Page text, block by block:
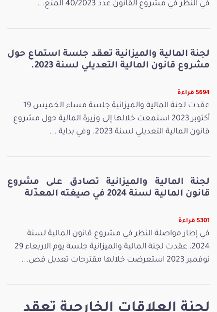
لجنة العلاقات الخارجية تعقد
في النظر في مشروع القانون عدد 40/2023 المتع...
لجنة المالية والميزانية تعقد جلسة استماع حول
مشروع قانون المالية التعديلي لسنة 2023.
5694 قراءة
عقدت لجنة المالية والميزانية جلسة مساء الخميس 19
أكتوبر 2023 استمعت خلالها إلى وزيرة المالية حول مشروع
قانون المالية التعديلي لسنة 2023. وفي بداية ...
لجنة المالية والميزانية تصادق على مشروع
قانون المالية لسنة 2024 في صيغته المعدّلة
5301 قراءة
في إطار مواصلة النظر في مشروع قانون المالية لسنة
2024، عقدت لجنة المالية والميزانية جلسة يوم الاربعاء 29
نوفمبر 2023 استعرضت خلالها مقترحات تعديل فص...